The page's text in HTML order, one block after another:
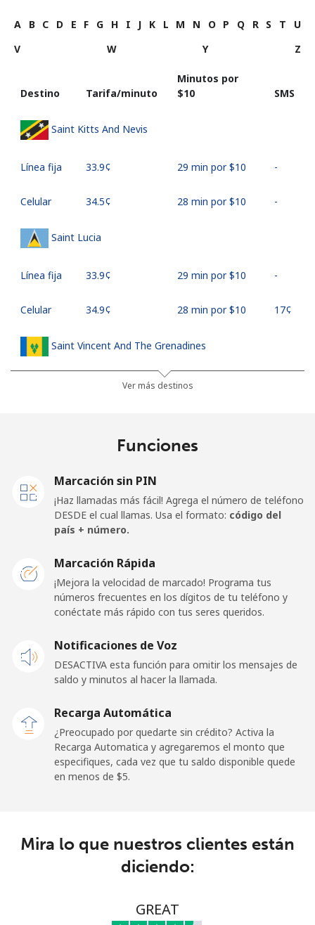
A B C D E F G H I J K L M N O P Q R S T
U
V
W Y Z
Destino Tarifa/minuto
Minutos por
⁦$10⁩
SMS
Saint Kitts And Nevis
Línea fija ⁦33.9¢⁩ 29 min por ⁦$10⁩ -
Celular ⁦34.5¢⁩ 28 min por ⁦$10⁩ -
Saint Lucia
Línea fija ⁦33.9¢⁩ 29 min por ⁦$10⁩ -
Celular ⁦34.9¢⁩ 28 min por ⁦$10⁩ ⁦17¢⁩
Saint Vincent And The Grenadines
32 min por ⁦$10⁩
Línea fija
⁦133.9¢⁩
San Marino
Línea fija ⁦24.5¢⁩ 40 min por ⁦$10⁩ -
Sao Tome And Principe
country
⁦214.9¢⁩
Saudi Arabia
21 min por ⁦$10⁩
Ver más destinos
Funciones
Marcación sin PIN
¡Haz llamadas más fácil! Agrega el número de teléfono
DESDE el cual llamas. Usa el formato: código del
país + número.
Marcación Rápida
¡Mejora la velocidad de marcado! Programa tus
números frecuentes en los dígitos de tu teléfono y
conéctate más rápido con tus seres queridos.
Notificaciones de Voz
DESACTIVA esta función para omitir los mensajes de
saldo y minutos al hacer la llamada.
Recarga Automática
¿Preocupado por quedarte sin crédito? Activa la
Recarga Automatica y agregaremos el monto que
especifiques, cada vez que tu saldo disponible quede
en menos de ⁦$5⁩.
Mira lo que nuestros clientes están
diciendo:
GREAT